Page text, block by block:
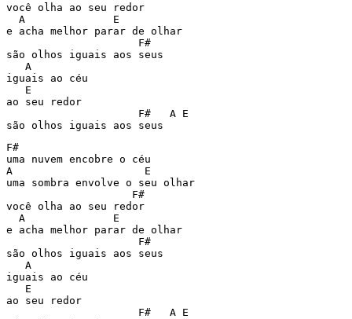
você olha ao seu redor
  A              E
e acha melhor parar de olhar
                     F#
são olhos iguais aos seus
   A
iguais ao céu
   E
ao seu redor
                     F#   A E
são olhos iguais aos seus
F#
uma nuvem encobre o céu
A                     E
uma sombra envolve o seu olhar
                    F#
você olha ao seu redor
  A              E
e acha melhor parar de olhar
                     F#
são olhos iguais aos seus
   A
iguais ao céu
   E
ao seu redor
                     F#   A E